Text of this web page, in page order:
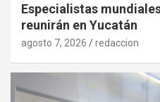
Especialistas
reunirán en Yucatán
agosto 7, 2026 redaccion